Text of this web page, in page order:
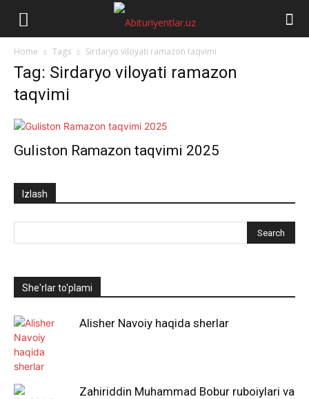
Home Tags Sirdaryo viloyati ramazon taqvimi
Tag: Sirdaryo viloyati ramazon
taqvimi
Guliston Ramazon taqvimi 2025
Izlash
She'rlar to'plami
Alisher Navoiy haqida sherlar
Zahiriddin Muhammad Bobur ruboiylari va